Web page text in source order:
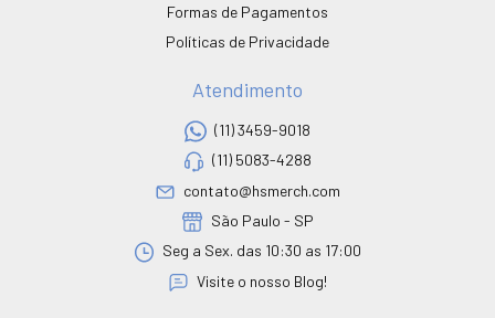
Formas de Pagamentos
Políticas de Privacidade
Atendimento
(11) 3459-9018
(11) 5083-4288
contato@hsmerch.com
São Paulo - SP
Seg a Sex. das 10:30 as 17:00
Visite o nosso Blog!